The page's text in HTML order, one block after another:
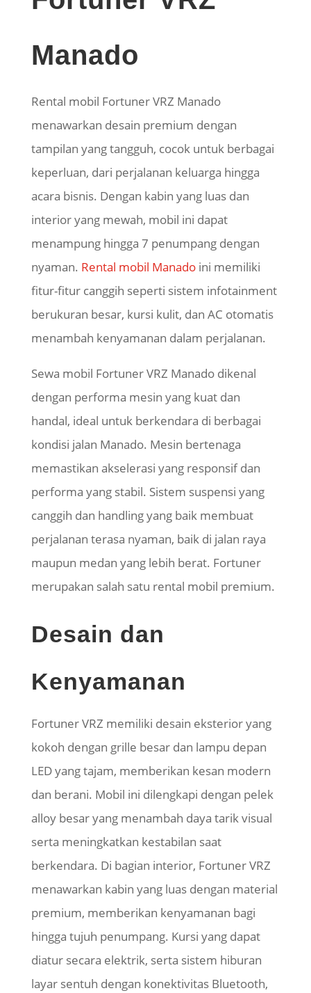
Manado
Rental mobil Fortuner VRZ Manado
menawarkan desain premium dengan
tampilan yang tangguh, cocok untuk berbagai
keperluan, dari perjalanan keluarga hingga
acara bisnis. Dengan kabin yang luas dan
interior yang mewah, mobil ini dapat
menampung hingga 7 penumpang dengan
nyaman. Rental mobil Manadoini memiliki
fitur-fitur canggih seperti sistem infotainment
berukuran besar, kursi kulit, dan AC otomatis
menambah kenyamanan dalam perjalanan.
Sewa mobil Fortuner VRZ Manado dikenal
dengan performa mesin yang kuat dan
handal, ideal untuk berkendara di berbagai
kondisi jalan Manado. Mesin bertenaga
memastikan akselerasi yang responsif dan
performa yang stabil. Sistem suspensi yang
canggih dan handling yang baik membuat
perjalanan terasa nyaman, baik di jalan raya
maupun medan yang lebih berat. Fortuner
merupakan salah satu rental mobil premium.
Desain dan
Kenyamanan
Fortuner VRZ memiliki desain eksterior yang
kokoh dengan grille besar dan lampu depan
LED yang tajam, memberikan kesan modern
dan berani. Mobil ini dilengkapi dengan pelek
alloy besar yang menambah daya tarik visual
serta meningkatkan kestabilan saat
berkendara. Di bagian interior, Fortuner VRZ
menawarkan kabin yang luas dengan material
premium, memberikan kenyamanan bagi
hingga tujuh penumpang. Kursi yang dapat
diatur secara elektrik, serta sistem hiburan
layar sentuh dengan konektivitas Bluetooth,